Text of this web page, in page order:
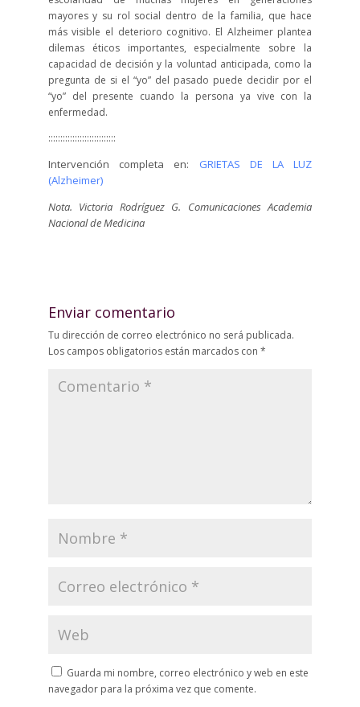
mayores y su rol social dentro de la familia, que hace
más visible el deterioro cognitivo. El Alzheimer plantea
dilemas éticos importantes, especialmente sobre la
capacidad de decisión y la voluntad anticipada, como la
pregunta de si el “yo” del pasado puede decidir por el
“yo” del presente cuando la persona ya vive con la
enfermedad.
::::::::::::::::::::::::::::
Intervención completa en: GRIETAS DE LA LUZ
(Alzheimer)
Nota. Victoria Rodríguez G. Comunicaciones Academia
Nacional de Medicina
Enviar comentario
Tu dirección de correo electrónico no será publicada.
Los campos obligatorios están marcados con *
Guarda mi nombre, correo electrónico y web en este
navegador para la próxima vez que comente.